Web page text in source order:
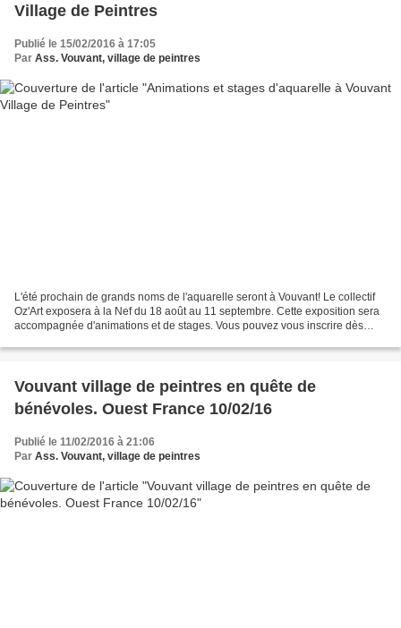
Village de Peintres
Publié le 15/02/2016 à 17:05
Par Ass. Vouvant, village de peintres
L'été prochain de grands noms de l'aquarelle seront à Vouvant! Le collectif
Oz'Art exposera à la Nef du 18 août au 11 septembre. Cette exposition sera
accompagnée d'animations et de stages. Vous pouvez vous inscrire dès
Vouvant village de peintres en quête de
bénévoles. Ouest France 10/02/16
Publié le 11/02/2016 à 21:06
Par Ass. Vouvant, village de peintres